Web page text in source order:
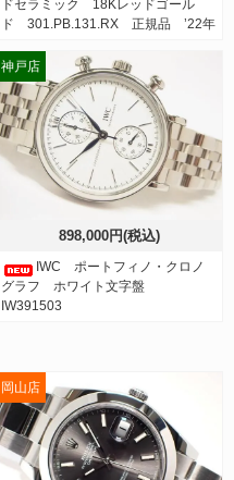
ドセラミック 18Kレッドゴール
ド 301.PB.131.RX 正規品 ’22年
898,000円(税込)
IWC ポートフィノ・クロノ
グラフ ホワイト文字盤
IW391503
神戸店
岡山店